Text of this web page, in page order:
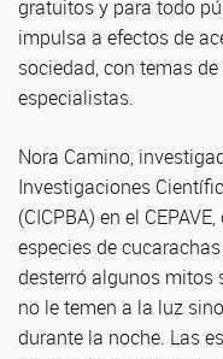
gratuitos y para todo
impulsa a efectos de
sociedad, con temas
especialistas.
Nora Camino,
Investigaciones
(CICPBA) en el
especies de
desterró algunos mitos
no le temen a la luz
durante la noche. Las